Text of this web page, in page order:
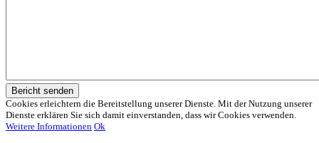
Bericht senden
Cookies erleichtern die Bereitstellung unserer Dienste. Mit der Nutzung unserer
Dienste erklären Sie sich damit einverstanden, dass wir Cookies verwenden.
Weitere Informationen Ok